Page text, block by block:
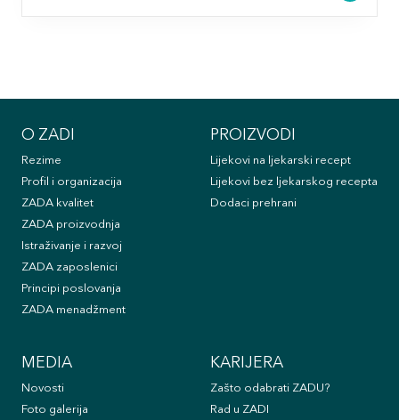
O ZADI
Rezime
Profil i organizacija
ZADA kvalitet
ZADA proizvodnja
Istraživanje i razvoj
ZADA zaposlenici
Principi poslovanja
ZADA menadžment
PROIZVODI
Lijekovi na ljekarski recept
Lijekovi bez ljekarskog recepta
Dodaci prehrani
MEDIA
Novosti
Foto galerija
KARIJERA
Zašto odabrati ZADU?
Rad u ZADI